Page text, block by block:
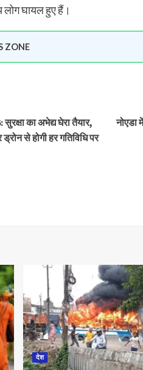
लोग घायल हुए हैं।
ZONE
का अभेद्य घेरा तैयार,
से होगी हर गतिविधि पर
नोएडा
देश